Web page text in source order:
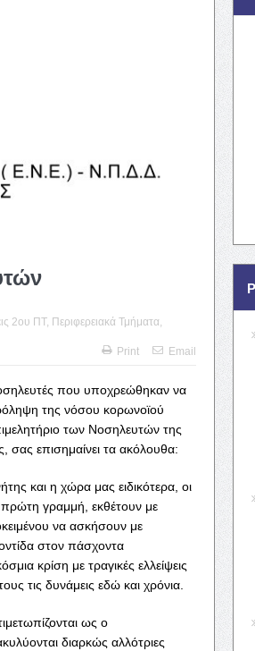
2ου ΠΤ, Περιφερειακά Τμήματα
Print
Email
που υποχρεώθηκαν να
της νόσου κορωνοϊού
των Νοσηλευτών της
επισημαίνει τα ακόλουθα:
και η χώρα μας ειδικότερα, οι
πρώτη γραμμή, εκθέτουν με
να ασκήσουν με
στον πάσχοντα
κρίση με τραγικές ελλείψεις
τις δυνάμεις εδώ και χρόνια.
ως ο
διαρκώς αλλότριες